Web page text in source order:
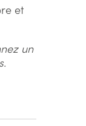
et
un